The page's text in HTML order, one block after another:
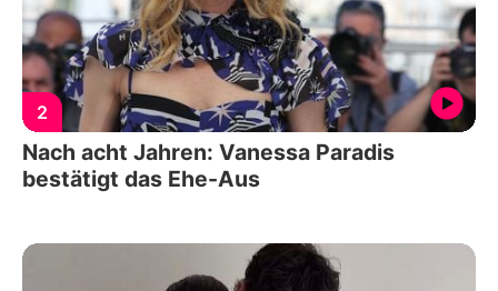
2
Nach acht Jahren: Vanessa Paradis
bestätigt das Ehe-Aus